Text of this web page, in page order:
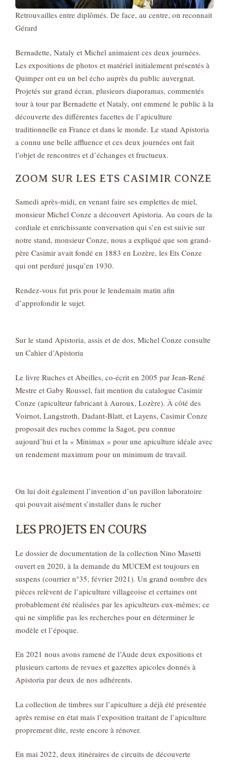
Retrouvailles entre diplômés. De face, au centre, on reconnait
Gérard
Bernadette, Nataly et Michel animaient ces deux journées.
Les expositions de photos et matériel initialement présentés à
Quimper ont eu un bel écho auprès du public auvergnat.
Projetés sur grand écran, plusieurs diaporamas, commentés
tour à tour par Bernadette et Nataly, ont emmené le public à la
découverte des différentes facettes de l’apiculture
traditionnelle en France et dans le monde. Le stand Apistoria
a connu une belle affluence et ces deux journées ont fait
l’objet de rencontres et d’échanges et fructueux.
ZOOM SUR LES ETS CASIMIR CONZE
Samedi après-midi, en venant faire ses emplettes de miel,
monsieur Michel Conze a découvert Apistoria. Au cours de la
cordiale et enrichissante conversation qui s’en est suivie sur
notre stand, monsieur Conze, nous a expliqué que son grand-
père Casimir avait fondé en 1883 en Lozère, les Ets Conze
qui ont perduré jusqu’en 1930.
Rendez-vous fut pris pour le lendemain matin afin
d’approfondir le sujet.
Sur le stand Apistoria, assis et de dos, Michel Conze consulte
un Cahier d’Apistoria
Le livre Ruches et Abeilles, co-écrit en 2005 par Jean-René
Mestre et Gaby Roussel, fait mention du catalogue Casimir
Conze (apiculteur fabricant à Auroux, Lozère). À côté des
Voirnot, Langstroth, Dadant-Blatt, et Layens, Casimir Conze
proposait des ruches comme la Sagot, peu connue
aujourd’hui et la « Minimax » pour une apiculture idéale avec
un rendement maximum pour un minimum de travail.
On lui doit également l’invention d’un pavillon laboratoire
qui pouvait aisément s’installer dans le rucher
LES PROJETS EN COURS
Le dossier de documentation de la collection Nino Masetti
ouvert en 2020, à la demande du MUCEM est toujours en
suspens (courrier n°35, février 2021). Un grand nombre des
pièces relèvent de l’apiculture villageoise et certaines ont
probablement été réalisées par les apiculteurs eux-mêmes; ce
qui ne simplifie pas les recherches pour en déterminer le
modèle et l’époque.
En 2021 nous avons ramené de l’Aude deux expositions et
plusieurs cartons de revues et gazettes apicoles donnés à
Apistoria par deux de nos adhérents.
La collection de timbres sur l’apiculture a déjà été présentée
après remise en état mais l’exposition traitant de l’apiculture
proprement dite, reste encore à rénover.
En mai 2022, deux itinéraires de circuits de découverte